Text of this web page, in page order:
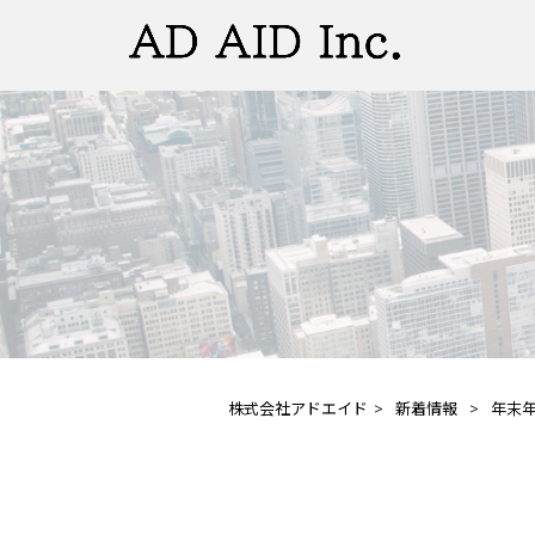
株式会社アドエイド > 新着情報 > 年末